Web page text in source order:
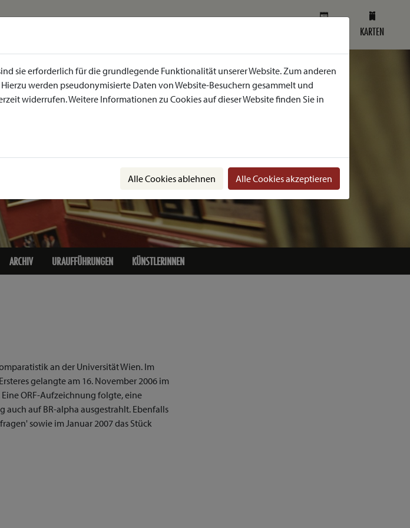
KARTEN
ARCHIV URAUFFÜHRUNGEN KÜNSTLERINNEN
an der Universität Wien. Im
gelangte am 16. November 2006 im
ORF-Aufzeichnung folgte, eine
auf BR-alpha ausgestrahlt. Ebenfalls
sowie im Januar 2007 das Stück
sie erforderlich für die grundlegende Funktionalität unserer Website. Zum anderen
werden pseudonymisierte Daten von Website-Besuchern gesammelt und
widerrufen. Weitere Informationen zu Cookies auf dieser Website finden Sie in
Alle Cookies ablehnen Alle Cookies akzeptieren